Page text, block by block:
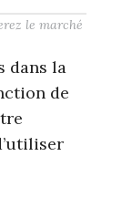
le marché
dans la
de